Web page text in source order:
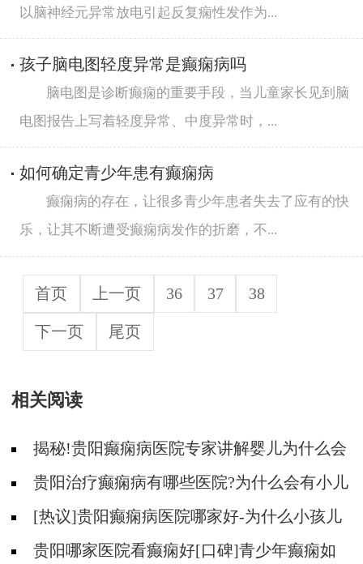
以脑神经元异常放电引起反复痫性发作为...
孩子脑电图轻度异常是癫痫病吗
脑电图是诊断癫痫的重要手段，当儿童家长见到脑
电图报告上写着轻度异常、中度异常时，...
如何确定青少年患有癫痫病
癫痫病的存在，让很多青少年患者失去了应有的快
乐，让其不断遭受癫痫病发作的折磨，不...
首页 上一页 36 37 38
下一页 尾页
相关阅读
揭秘!贵阳癫痫病医院专家讲解婴儿为什么会
得癫痫呢
贵阳治疗癫痫病有哪些医院?为什么会有小儿
遗传性癫痫病?
[热议]贵阳癫痫病医院哪家好-为什么小孩儿
会得羊儿疯病？
贵阳哪家医院看癫痫好[口碑]青少年癫痫如